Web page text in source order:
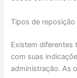
Tipos de
Existem diferentes
com suas
administração. As